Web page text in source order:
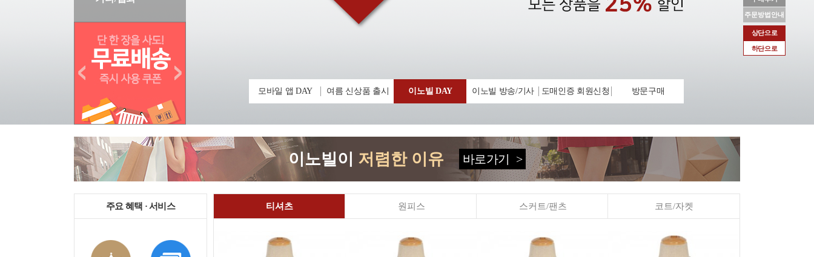
주문방법안내
상단으로
하단으로
모바일 앱 DAY 여름 신상품 출시 이노빌 DAY 이노빌 방송/기사 도매인증 회원신청 방문구매
이노빌이 저렴한 이유 바로가기 >
주요 혜택 · 서비스 티셔츠 원피스 스커트/팬츠 코트/자켓